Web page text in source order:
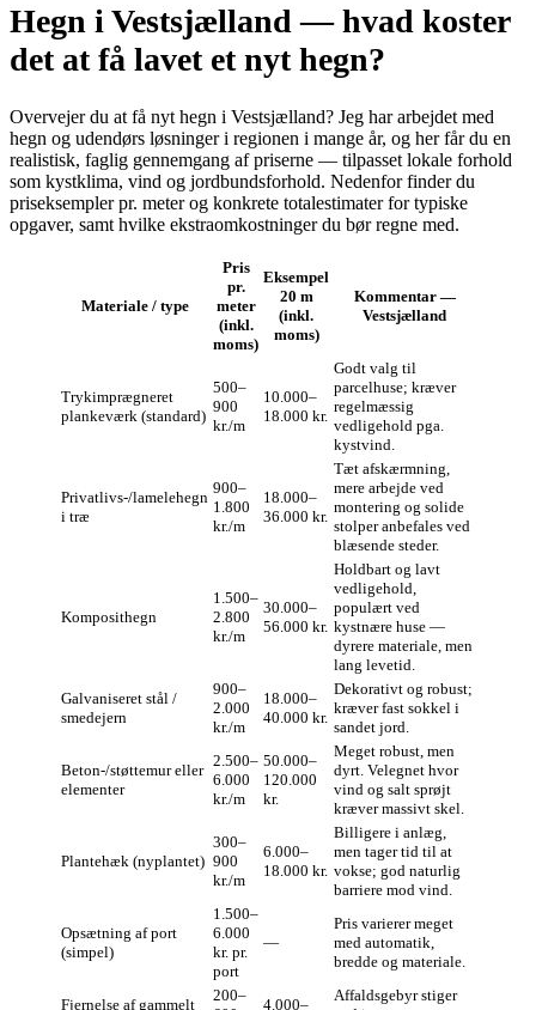
Hegn i Vestsjælland — hvad koster
det at få lavet et nyt hegn?
Overvejer du at få nyt hegn i Vestsjælland? Jeg har arbejdet med
hegn og udendørs løsninger i regionen i mange år, og her får du en
realistisk, faglig gennemgang af priserne — tilpasset lokale forhold
som kystklima, vind og jordbundsforhold. Nedenfor finder du
priseksempler pr. meter og konkrete totalestimater for typiske
opgaver, samt hvilke ekstraomkostninger du bør regne med.
Materiale / type
Pris
pr.
meter
(inkl.
moms)
Eksempel
20 m
(inkl.
moms)
Kommentar —
Vestsjælland
Trykimprægneret
plankeværk (standard)
500–
900
kr./m
10.000–
18.000 kr.
Godt valg til
parcelhuse; kræver
regelmæssig
vedligehold pga.
kystvind.
Privatlivs-/lamelehegn
i træ
900–
1.800
kr./m
18.000–
36.000 kr.
Tæt afskærmning,
mere arbejde ved
montering og solide
stolper anbefales ved
blæsende steder.
Komposithegn
1.500–
2.800
kr./m
30.000–
56.000 kr.
Holdbart og lavt
vedligehold,
populært ved
kystnære huse —
dyrere materiale, men
lang levetid.
Galvaniseret stål /
smedejern
900–
2.000
kr./m
18.000–
40.000 kr.
Dekorativt og robust;
kræver fast sokkel i
sandet jord.
Beton-/støttemur eller
elementer
2.500–
6.000
kr./m
50.000–
120.000
kr.
Meget robust, men
dyrt. Velegnet hvor
vind og salt sprøjt
kræver massivt skel.
Plantehæk (nyplantet)
300–
900
kr./m
6.000–
18.000 kr.
Billigere i anlæg,
men tager tid til at
vokse; god naturlig
barriere mod vind.
Opsætning af port
(simpel)
1.500–
6.000
kr. pr.
port
—
Pris varierer meget
med automatik,
bredde og materiale.
Fjernelse af gammelt
200–
4.000–
Affaldsgebyr stiger